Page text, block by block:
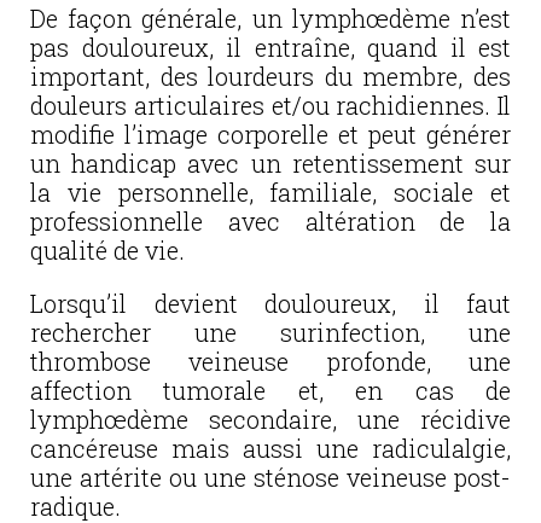
De façon générale, un lymphœdème n’est
pas douloureux, il entraîne, quand il est
important, des lourdeurs du membre, des
douleurs articulaires et/ou rachidiennes. Il
modifie l’image corporelle et peut générer
un handicap avec un retentissement sur
la vie personnelle, familiale, sociale et
professionnelle avec altération de la
qualité de vie.
Lorsqu’il devient douloureux, il faut
rechercher une surinfection, une
thrombose veineuse profonde, une
affection tumorale et, en cas de
lymphœdème secondaire, une récidive
cancéreuse mais aussi une radiculalgie,
une artérite ou une sténose veineuse post-
radique.